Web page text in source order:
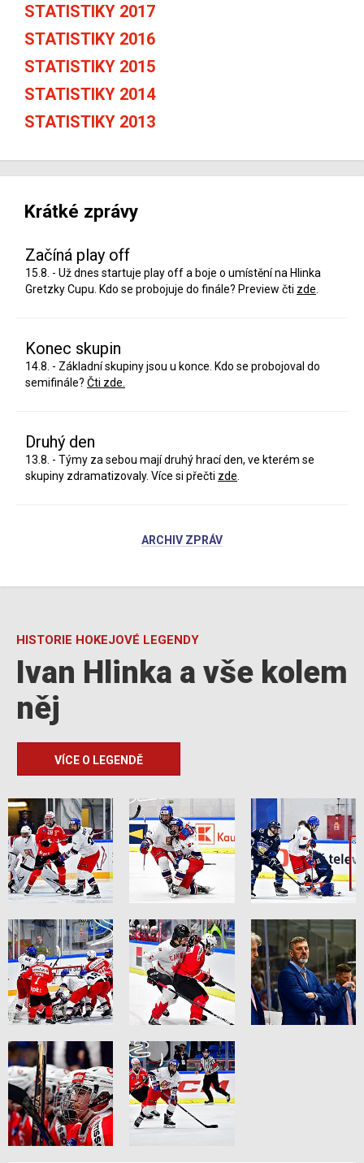
STATISTIKY 2017
STATISTIKY 2016
STATISTIKY 2015
STATISTIKY 2014
STATISTIKY 2013
Krátké zprávy
Začíná play off
15.8. - Už dnes startuje play off a boje o umístění na Hlinka
Gretzky Cupu. Kdo se probojuje do finále? Preview čti zde
Konec skupin
14.8. - Základní skupiny jsou u konce. Kdo se probojoval do
semifinále? Čti zde.
Druhý den
13.8. - Týmy za sebou mají druhý hrací den, ve kterém se
skupiny zdramatizovaly. Více si přečti zde
ARCHIV ZPRÁV
HISTORIE HOKEJOVÉ LEGENDY
Ivan Hlinka a vše kolem
něj
VÍCE O LEGENDĚ